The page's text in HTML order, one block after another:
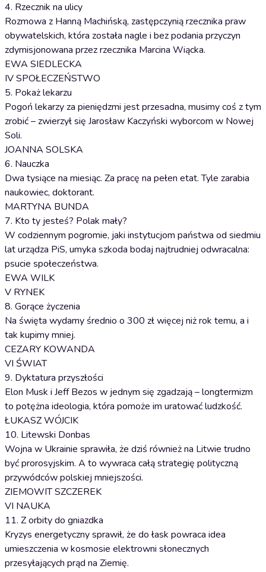
4. Rzecznik na ulicy
Rozmowa z Hanną Machińską, zastępczynią rzecznika praw
obywatelskich, która została nagle i bez podania przyczyn
zdymisjonowana przez rzecznika Marcina Wiącka.
EWA SIEDLECKA
IV SPOŁECZEŃSTWO
5. Pokaż lekarzu
Pogoń lekarzy za pieniędzmi jest przesadna, musimy coś z tym
zrobić – zwierzył się Jarosław Kaczyński wyborcom w Nowej
Soli.
JOANNA SOLSKA
6. Nauczka
Dwa tysiące na miesiąc. Za pracę na pełen etat. Tyle zarabia
naukowiec, doktorant.
MARTYNA BUNDA
7. Kto ty jesteś? Polak mały?
W codziennym pogromie, jaki instytucjom państwa od siedmiu
lat urządza PiS, umyka szkoda bodaj najtrudniej odwracalna:
psucie społeczeństwa.
EWA WILK
V RYNEK
8. Gorące życzenia
Na święta wydamy średnio o 300 zł więcej niż rok temu, a i
tak kupimy mniej.
CEZARY KOWANDA
VI ŚWIAT
9. Dyktatura przyszłości
Elon Musk i Jeff Bezos w jednym się zgadzają – longtermizm
to potężna ideologia, która pomoże im uratować ludzkość.
ŁUKASZ WÓJCIK
10. Litewski Donbas
Wojna w Ukrainie sprawiła, że dziś również na Litwie trudno
być prorosyjskim. A to wywraca całą strategię polityczną
przywódców polskiej mniejszości.
ZIEMOWIT SZCZEREK
VI NAUKA
11. Z orbity do gniazdka
Kryzys energetyczny sprawił, że do łask powraca idea
umieszczenia w kosmosie elektrowni słonecznych
przesyłających prąd na Ziemię.